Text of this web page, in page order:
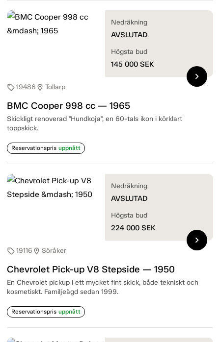
sell19486 location_on Tollarp
BMC Cooper 998 cc — 1965
Skickligt renoverad "Hundkoja", en 60-tals ikon i körklart
toppskick.
Reservationspris uppnått
Nedräkning
AVSLUTAD
Högsta bud
145 000 SEK
chevron_right
sell19116 location_on Söråker
Chevrolet Pick-up V8 Stepside — 1950
En Chevrolet pickup i ett mycket fint skick, både tekniskt och
kosmetiskt. Familjeägd sedan 1999.
Reservationspris uppnått
Nedräkning
AVSLUTAD
Högsta bud
224 000 SEK
chevron_right